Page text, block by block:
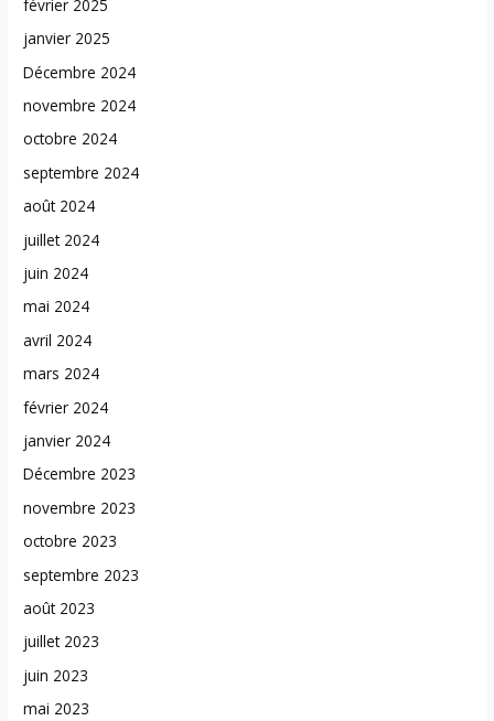
février 2025
janvier 2025
Décembre 2024
novembre 2024
octobre 2024
septembre 2024
août 2024
juillet 2024
juin 2024
mai 2024
avril 2024
mars 2024
février 2024
janvier 2024
Décembre 2023
novembre 2023
octobre 2023
septembre 2023
août 2023
juillet 2023
juin 2023
mai 2023